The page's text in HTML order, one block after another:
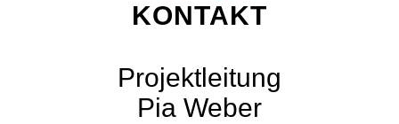
KONTAKT
Projektleitung
Pia Weber